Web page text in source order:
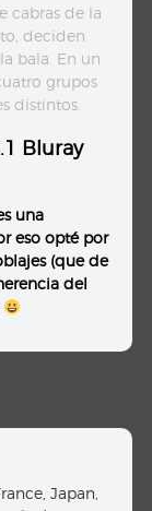
cabras de la
deciden
bala. En un
grupos
distintos.
Bluray
una
eso opté por
(que de
del
Japan,